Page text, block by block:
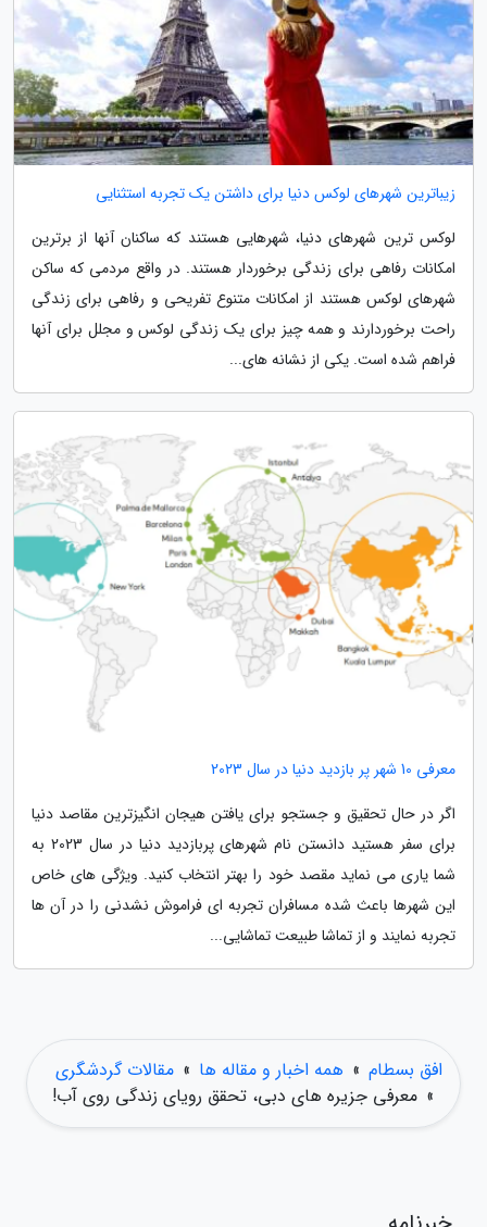
زیباترین شهرهای لوکس دنیا برای داشتن یک تجربه استثنایی
لوکس ترین شهرهای دنیا، شهرهایی هستند که ساکنان آنها از برترین
امکانات رفاهی برای زندگی برخوردار هستند. در واقع مردمی که ساکن
شهرهای لوکس هستند از امکانات متنوع تفریحی و رفاهی برای زندگی
راحت برخوردارند و همه چیز برای یک زندگی لوکس و مجلل برای آنها
فراهم شده است. یکی از نشانه های...
معرفی 10 شهر پر بازدید دنیا در سال 2023
اگر در حال تحقیق و جستجو برای یافتن هیجان انگیزترین مقاصد دنیا
برای سفر هستید دانستن نام شهرهای پربازدید دنیا در سال 2023 به
شما یاری می نماید مقصد خود را بهتر انتخاب کنید. ویژگی های خاص
این شهرها باعث شده مسافران تجربه ای فراموش نشدنی را در آن ها
تجربه نمایند و از تماشا طبیعت تماشایی...
افق بسطام » همه اخبار و مقاله ها » مقالات گردشگری
» معرفی جزیره های دبی، تحقق رویای زندگی روی آب!